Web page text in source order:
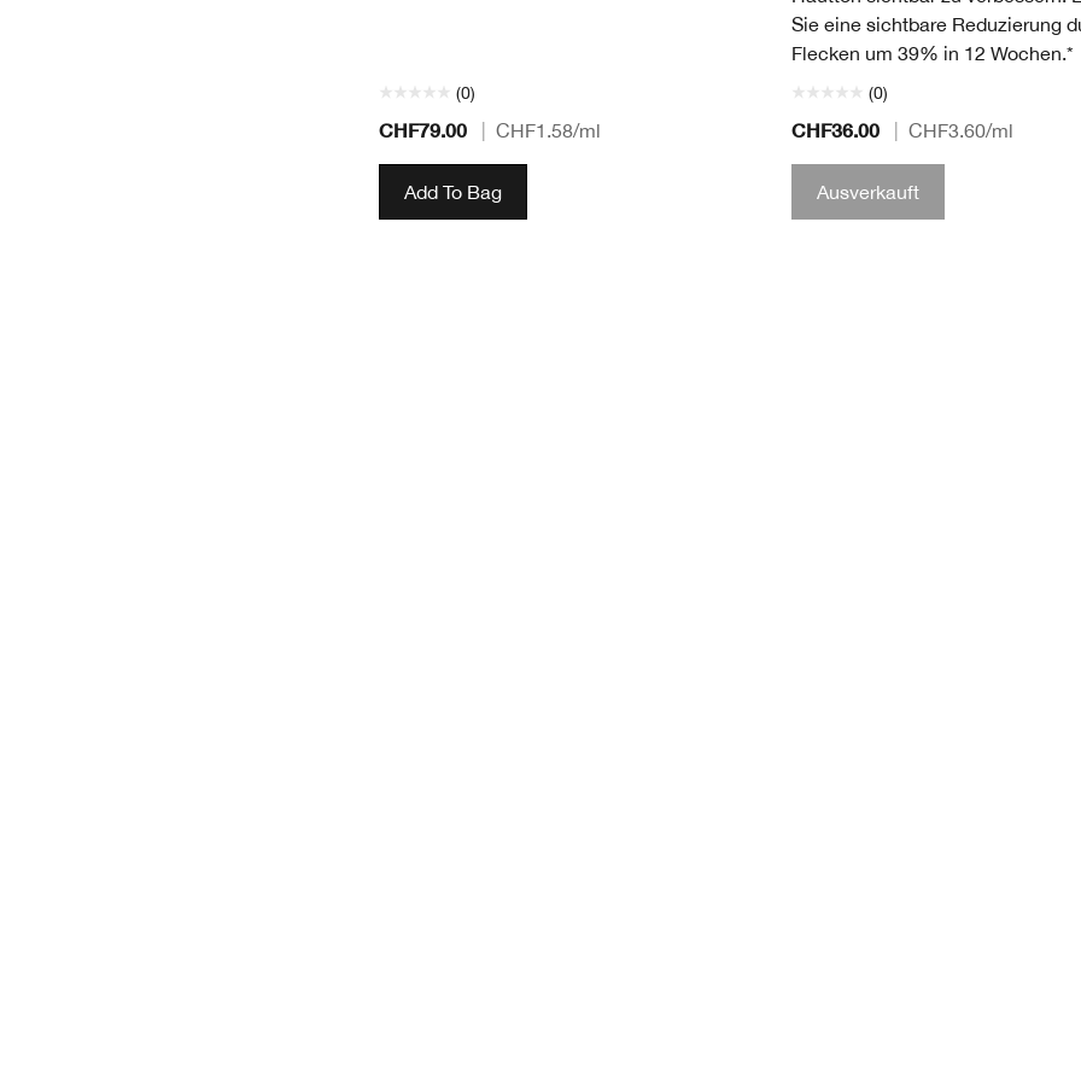
(0)
CHF79.00 CHF1.58/ml
Add To Bag
Sie eine sichtbare Reduzierung
Flecken um 39% in 12 Wochen.*
(0)
CHF36.00 CHF3.60/ml
Ausverkauft